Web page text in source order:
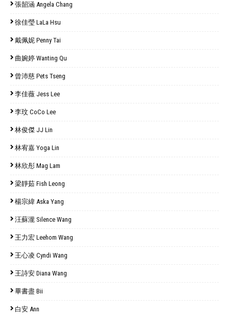
張韶涵 Angela Chang
徐佳瑩 LaLa Hsu
戴佩妮 Penny Tai
曲婉婷 Wanting Qu
曾沛慈 Pets Tseng
李佳薇 Jess Lee
李玟 CoCo Lee
林俊傑 JJ Lin
林宥嘉 Yoga Lin
林欣彤 Mag Lam
梁靜茹 Fish Leong
楊宗緯 Aska Yang
汪蘇瀧 Silence Wang
王力宏 Leehom Wang
王心凌 Cyndi Wang
王詩安 Diana Wang
畢書盡 Bii
白安 Ann